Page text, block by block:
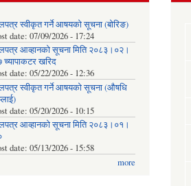
स्वीकृत गर्ने आषयको सूचना (बोरिङ)
date: 07/09/2026 - 17:24
आव्हानको सूचना मिति २०८३।०२।
च्यापाकटर खरिद
date: 05/22/2026 - 12:36
स्वीकृत गर्ने आषयको सूचना (औषधि
date: 05/20/2026 - 10:15
आव्हानको सूचना मिति २०८३।०१।
date: 05/13/2026 - 15:58
more